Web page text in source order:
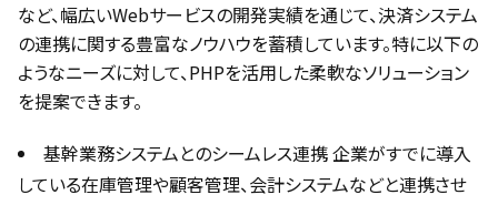
など、幅広いWebサービスの開発実績を通じて、決済システム
の連携に関する豊富なノウハウを蓄積しています。特に以下の
ようなニーズに対して、PHPを活用した柔軟なソリューション
を提案できます。
基幹業務システムとのシームレス連携 企業がすでに導入
している在庫管理や顧客管理、会計システムなどと連携させ